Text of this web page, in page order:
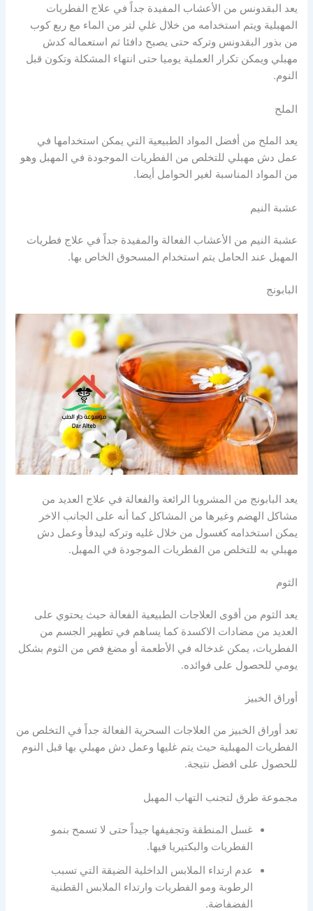
يعد البقدونس من الأعشاب المفيدة جداً في علاج الفطريات
المهبلية ويتم استخدامه من خلال غلي لتر من الماء مع ربع كوب
من بذور البقدونس وتركه حتى يصبح دافئا ثم استعماله كدش
مهبلي ويمكن تكرار العملية يوميا حتى انتهاء المشكلة وتكون قبل
النوم.
الملح
يعد الملح من أفضل المواد الطبيعية التي يمكن استخدامها في
عمل دش مهبلي للتخلص من الفطريات الموجودة في المهبل وهو
من المواد المناسبة لغير الحوامل أيضا.
عشبة النيم
عشبة النيم من الأعشاب الفعالة والمفيدة جداً في علاج فطريات
المهبل عند الحامل يتم استخدام المسحوق الخاص بها.
البابونج
يعد البابونج من المشروبا الرائعة والفعالة في علاج العديد من
مشاكل الهضم وغيرها من المشاكل كما أنه على الجانب الاخر
يمكن استخدامه كغسول من خلال غليه وتركه ليدفأ وعمل دش
مهبلي به للتخلص من الفطريات الموجودة في المهبل.
الثوم
يعد الثوم من أقوى العلاجات الطبيعية الفعالة حيث يحتوي على
العديد من مضادات الاكسدة كما يساهم في تطهير الجسم من
الفطريات، يمكن غدخاله في الأطعمة أو مضغ فص من الثوم بشكل
يومي للحصول على فوائده.
أوراق الخبيز
تعد أوراق الخبيز من العلاجات السحرية الفعالة جداً في التخلص من
الفطريات المهبلية حيث يتم غليها وعمل دش مهبلي بها قبل النوم
للحصول على افضل نتيجة.
مجموعة طرق لتجنب التهاب المهبل
غسل المنطقة وتجفيفها جيداً حتى لا تسمح بنمو
الفطريات والبكتيريا فيها.
عدم ارتداء الملابس الداخلية الضيقة التي تسبب
الرطوبة ومو الفطريات وارتداء الملابس القطنية
الفضفاضة.